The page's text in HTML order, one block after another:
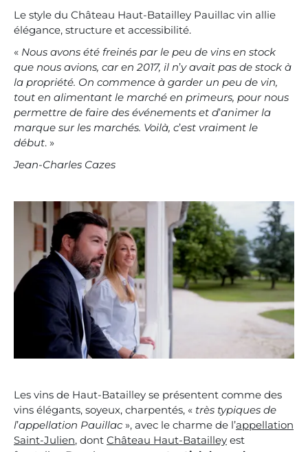
Le style du Château Haut-Batailley Pauillac vin allie
élégance, structure et accessibilité.
« Nous avons été freinés par le peu de vins en stock
que nous avions, car en 2017, il n’y avait pas de stock à
la propriété. On commence à garder un peu de vin,
tout en alimentant le marché en primeurs, pour nous
permettre de faire des événements et d’animer la
marque sur les marchés. Voilà, c’est vraiment le
début. »
Jean-Charles Cazes
Les vins de Haut-Batailley se présentent comme des
vins élégants, soyeux, charpentés, « très typiques de
l’appellation Pauillac », avec le charme de l’appellation
Saint-Julien, dont Château Haut-Batailley est